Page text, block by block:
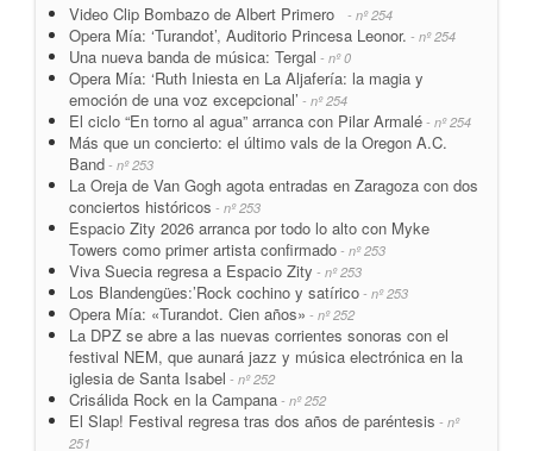
Video Clip Bombazo de Albert Primero - nº 254
Opera Mía: ‘Turandot’, Auditorio Princesa Leonor. - nº 254
Una nueva banda de música: Tergal - nº 0
Opera Mía: ‘Ruth Iniesta en La Aljafería: la magia y
emoción de una voz excepcional’ - nº 254
El ciclo “En torno al agua” arranca con Pilar Armalé - nº 254
Más que un concierto: el último vals de la Oregon A.C.
Band - nº 253
La Oreja de Van Gogh agota entradas en Zaragoza con dos
conciertos históricos - nº 253
Espacio Zity 2026 arranca por todo lo alto con Myke
Towers como primer artista confirmado - nº 253
Viva Suecia regresa a Espacio Zity - nº 253
Los Blandengües:’Rock cochino y satírico - nº 253
Opera Mía: «Turandot. Cien años» - nº 252
La DPZ se abre a las nuevas corrientes sonoras con el
festival NEM, que aunará jazz y música electrónica en la
iglesia de Santa Isabel - nº 252
Crisálida Rock en la Campana - nº 252
El Slap! Festival regresa tras dos años de paréntesis - nº
251